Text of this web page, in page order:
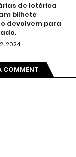
de lotérica
bilhete
devolvem para
2024
COMMENT